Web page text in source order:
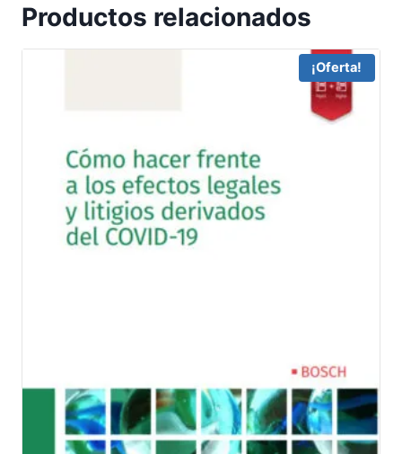
Productos relacionados
¡Oferta!